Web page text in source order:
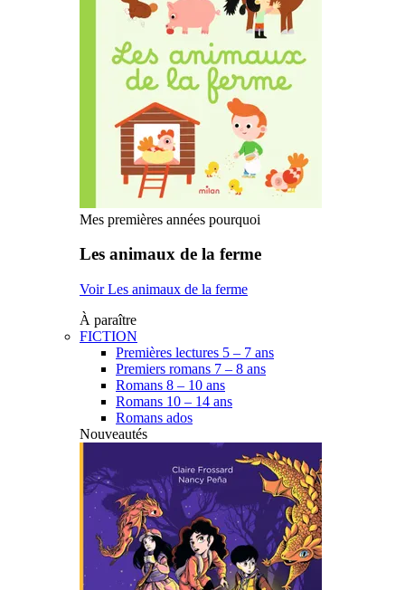
Mes premières années pourquoi
Les animaux de la ferme
Voir Les animaux de la ferme
À paraître
FICTION
Premières lectures 5 – 7 ans
Premiers romans 7 – 8 ans
Romans 8 – 10 ans
Romans 10 – 14 ans
Romans ados
Nouveautés